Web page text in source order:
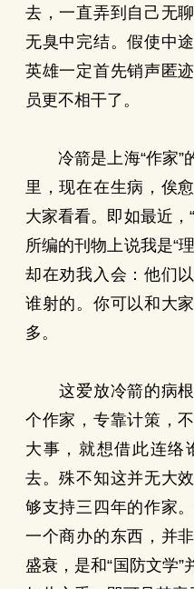
去，一直弄到自己无
无臭中完结。假使中
英雄一定首先销声匿
员更不相干了。
冷箭是上海“作家”
里，现在在生病，俟
大家看看。即如最近，
所编的刊物上说我是“
却在劝我入会：他们
谁射的。你可以和大
多。
这爱放冷箭的病根
个作家，专靠计策，
大事，就想借此连络
去。殊不知这并无大
够支持三四年的作家
一个商办的东西，并
盛衰，是和“国防文学